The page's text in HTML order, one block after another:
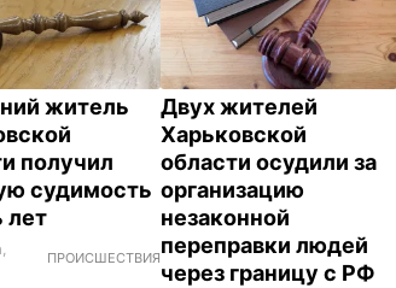
житель
получил
судимость
лет
ПРОИСШЕСТВИЯ
Двух жителей
Харьковской
области осудили за
организацию
незаконной
переправки людей
через границу с РФ